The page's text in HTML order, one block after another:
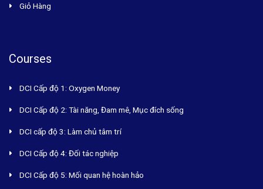
Giỏ Hàng
Courses
DCI Cấp độ 1: Oxygen Money
DCI Cấp độ 2: Tài năng, Đam mê, Mục đích sống
DCI cấp độ 3: Làm chủ tâm trí
DCI Cấp độ 4: Đối tác nghiệp
DCI Cấp độ 5: Mối quan hệ hoàn hảo